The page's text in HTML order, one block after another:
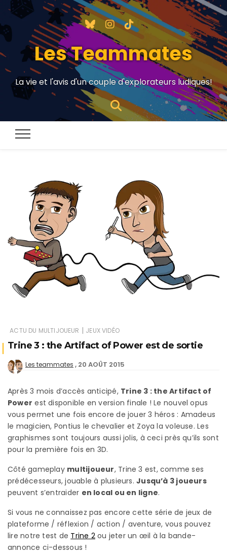
Les Teammates
La vie et l'avis d'un couple d'explorateurs ludiques!
ACTU DU MULTIJOUEUR | JEUX VIDÉO
Trine 3 : the Artifact of Power est de sortie
Les teammates 20 AOÛT 2015
Après 3 mois d’accès anticipé, Trine 3 : the Artifact of
Power est disponible en version finale ! Le nouvel opus
vous permet une fois encore de jouer 3 héros : Amadeus
le magicien, Pontius le chevalier et Zoya la voleuse. Les
graphismes sont toujours aussi jolis, à ceci près qu’ils sont
pour la première fois en 3D.
Côté gameplay multijoueur, Trine 3 est, comme ses
prédécesseurs, jouable à plusieurs.Jusqu’à 3 joueurs
peuvent s’entraider en local ou en ligne.
Si vous ne connaissez pas encore cette série de jeux de
plateforme / réflexion / action / aventure, vous pouvez
lire notre test de Trine 2ou jeter un œil à la bande-
annonce ci-dessous !